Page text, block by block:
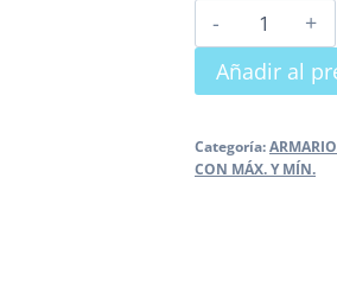
ARMARIO
MPB
A100
G-
Añadir al
Categoría:
CON MÁX. Y MÍN.